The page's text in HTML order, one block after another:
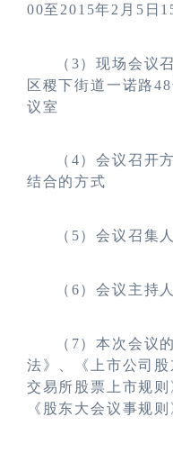
00至2015年2月5日
（3）现场会议
区稷下街道一诺路
议室
（4）会议召开
结合的方式
（5）会议召集
（6）会议主持
（7）本次会议
法》、《上市公司
交易所股票上市规
《股东大会议事规则